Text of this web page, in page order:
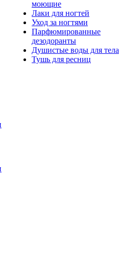
моющие
Лаки для ногтей
Уход за ногтями
Парфюмированные
дезодоранты
Душистые воды для тела
Тушь для ресниц